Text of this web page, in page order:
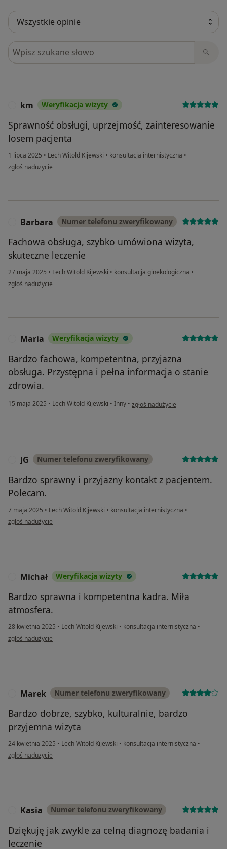
Szukaj w opiniach
km Weryfikacja wizyty
Sprawność obsługi, uprzejmość, zainteresowanie
losem pacjenta
1 lipca 2025 • Lech Witold Kijewski • konsultacja internistyczna •
w opinii użytkownika km
zgłoś nadużycie
Barbara Numer telefonu zweryfikowany
Fachowa obsługa, szybko umówiona wizyta,
skuteczne leczenie
27 maja 2025 • Lech Witold Kijewski • konsultacja ginekologiczna •
w opinii użytkownika Barbara
zgłoś nadużycie
Maria Weryfikacja wizyty
Bardzo fachowa, kompetentna, przyjazna
obsługa. Przystępna i pełna informacja o stanie
zdrowia.
15 maja 2025 • Lech Witold Kijewski • Inny • w opinii użytkownika Maria
zgłoś nadużycie
JG Numer telefonu zweryfikowany
Bardzo sprawny i przyjazny kontakt z pacjentem.
Polecam.
7 maja 2025 • Lech Witold Kijewski • konsultacja internistyczna •
w opinii użytkownika JG
zgłoś nadużycie
Michał Weryfikacja wizyty
Bardzo sprawna i kompetentna kadra. Miła
atmosfera.
28 kwietnia 2025 • Lech Witold Kijewski • konsultacja internistyczna •
w opinii użytkownika Michał
zgłoś nadużycie
Marek Numer telefonu zweryfikowany
Bardzo dobrze, szybko, kulturalnie, bardzo
przyjemna wizyta
24 kwietnia 2025 • Lech Witold Kijewski • konsultacja internistyczna •
w opinii użytkownika Marek
zgłoś nadużycie
Kasia Numer telefonu zweryfikowany
Dziękuję jak zwykle za celną diagnozę badania i
leczenie